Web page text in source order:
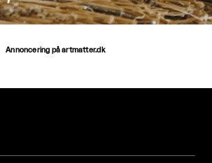
Annoncering på artmatter.dk